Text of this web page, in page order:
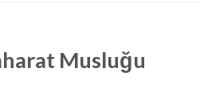
Musluğu